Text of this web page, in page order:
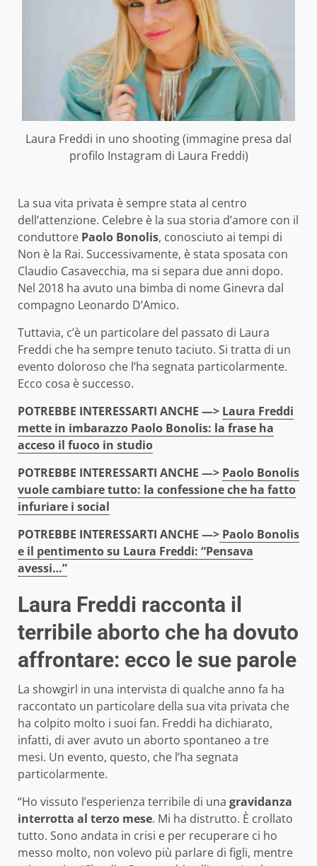
Laura Freddi in uno shooting (immagine presa dal
profilo Instagram di Laura Freddi)
La sua vita privata è sempre stata al centro
dell’attenzione. Celebre è la sua storia d’amore con il
conduttore Paolo Bonolis, conosciuto ai tempi di
Non è la Rai. Successivamente, è stata sposata con
Claudio Casavecchia, ma si separa due anni dopo.
Nel 2018 ha avuto una bimba di nome Ginevra dal
compagno Leonardo D’Amico.
Tuttavia, c’è un particolare del passato di Laura
Freddi che ha sempre tenuto taciuto. Si tratta di un
evento doloroso che l’ha segnata particolarmente.
Ecco cosa è successo.
POTREBBE INTERESSARTI ANCHE —> Laura Freddi
mette in imbarazzo Paolo Bonolis: la frase ha
acceso il fuoco in studio
POTREBBE INTERESSARTI ANCHE —> Paolo Bonolis
vuole cambiare tutto: la confessione che ha fatto
infuriare i social
POTREBBE INTERESSARTI ANCHE —> Paolo Bonolis
e il pentimento su Laura Freddi: “Pensava
avessi…”
Laura Freddi racconta il
terribile aborto che ha dovuto
affrontare: ecco le sue parole
La showgirl in una intervista di qualche anno fa ha
raccontato un particolare della sua vita privata che
ha colpito molto i suoi fan. Freddi ha dichiarato,
infatti, di aver avuto un aborto spontaneo a tre
mesi. Un evento, questo, che l’ha segnata
particolarmente.
“Ho vissuto l’esperienza terribile di una gravidanza
interrotta al terzo mese. Mi ha distrutto. È crollato
tutto. Sono andata in crisi e per recuperare ci ho
messo molto, non volevo più parlare di figli, mentre